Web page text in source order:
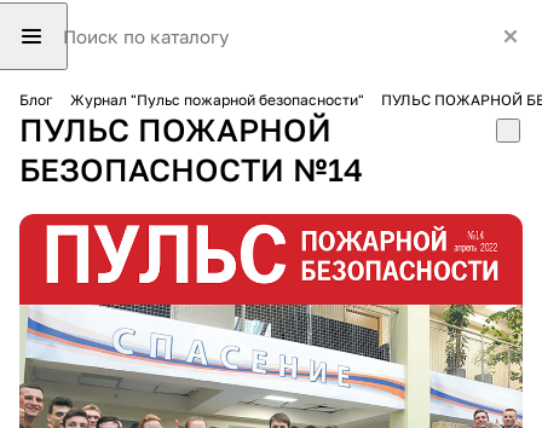
Блог Журнал "Пульс пожарной безопасности" ПУЛЬС ПОЖАРНОЙ
ПУЛЬС ПОЖАРНОЙ
БЕЗОПАСНОСТИ №14